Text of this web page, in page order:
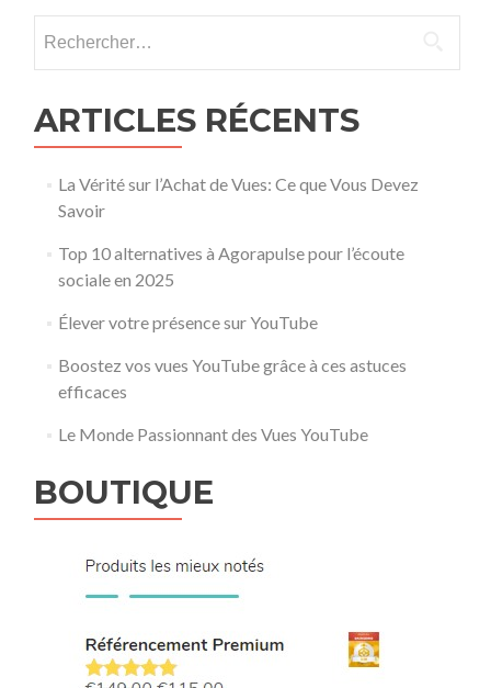
ARTICLES RÉCENTS
La Vérité sur l’Achat de Vues: Ce que Vous Devez
Savoir
Top 10 alternatives à Agorapulse pour l’écoute
sociale en 2025
Élever votre présence sur YouTube
Boostez vos vues YouTube grâce à ces astuces
efficaces
Le Monde Passionnant des Vues YouTube
BOUTIQUE